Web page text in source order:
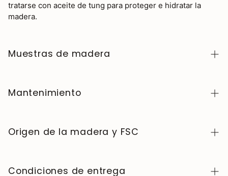
tratarse con aceite de tung para proteger e hidratar la
madera.
Muestras de madera
colección NordicStory, haga clic
Mantenimiento
apreciado por su carácter auténtico y su belleza que
evoluciona con el tiempo. Para conservarla en perfecto
productos abrasivos o químicos agresivos. Limpie
Origen de la madera y FSC
estándares de calidad y control en cada etapa del
Condiciones de entrega